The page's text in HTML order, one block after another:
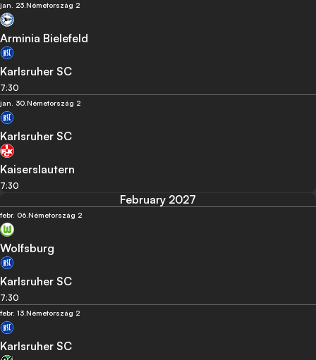
jan. 23.Németország 2
Arminia Bielefeld
Karlsruher SC
7:30
jan. 30.Németország 2
Karlsruher SC
Kaiserslautern
7:30
February 2027
febr. 06.Németország 2
Wolfsburg
Karlsruher SC
7:30
febr. 13.Németország 2
Karlsruher SC